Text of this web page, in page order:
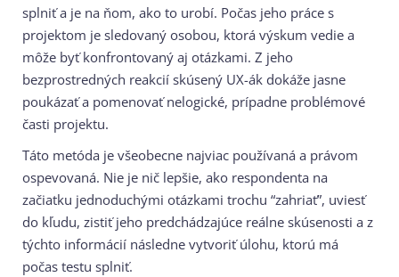
splniť a je na ňom, ako to urobí. Počas jeho práce s
projektom je sledovaný osobou, ktorá výskum vedie a
môže byť konfrontovaný aj otázkami. Z jeho
bezprostredných reakcií skúsený UX-ák dokáže jasne
poukázať a pomenovať nelogické, prípadne problémové
časti projektu.
Táto metóda je všeobecne najviac používaná a právom
ospevovaná. Nie je nič lepšie, ako respondenta na
začiatku jednoduchými otázkami trochu “zahriať”, uviesť
do kľudu, zistiť jeho predchádzajúce reálne skúsenosti a z
týchto informácií následne vytvoriť úlohu, ktorú má
počas testu splniť.